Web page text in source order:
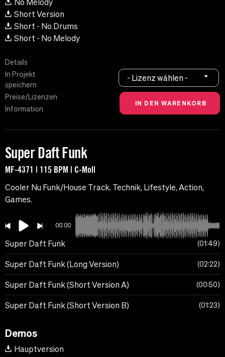
No Melody
Short Version
Short - No Drums
Short - No Melody
Details
In Projekt
speichern
Preise/Lizenzen
Information
- Lizenz wählen -
Super Daft Funk
MF-4371 | 115 BPM | C-Moll
Cooler Nu Funk/House Track. Technik, Lifestyle, Action,
Games.
00:00
Super Daft Funk 01:49
Super Daft Funk (Long Version) 02:22
Super Daft Funk (Short Version A) 00:50
Super Daft Funk (Short Version B) 01:23
Demos
Hauptversion